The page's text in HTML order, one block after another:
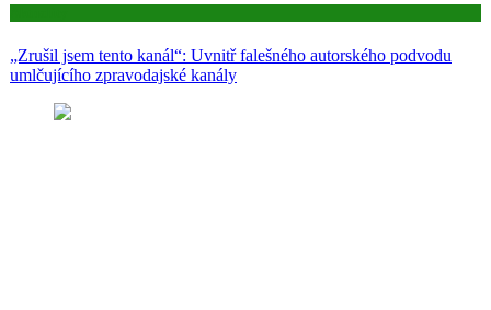
„Zrušil jsem tento kanál“: Uvnitř falešného autorského podvodu
umlčujícího zpravodajské kanály